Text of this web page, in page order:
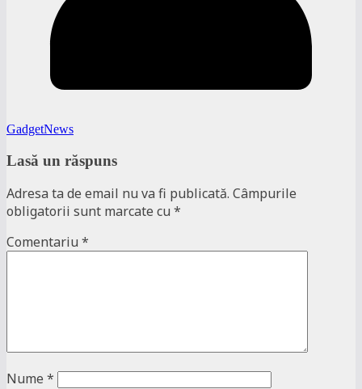
GadgetNews
Lasă un răspuns
Adresa ta de email nu va fi publicată. Câmpurile
obligatorii sunt marcate cu *
Comentariu *
Nume *